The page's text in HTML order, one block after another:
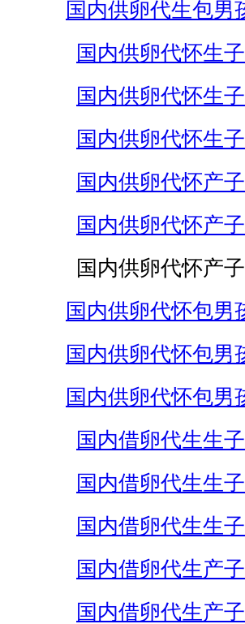
国内供卵代生包男
国内供卵代怀生
国内供卵代怀生
国内供卵代怀生
国内供卵代怀产
国内供卵代怀产
国内供卵代怀产
国内供卵代怀包男
国内供卵代怀包男
国内供卵代怀包男
国内借卵代生生
国内借卵代生生
国内借卵代生生
国内借卵代生产
国内借卵代生产